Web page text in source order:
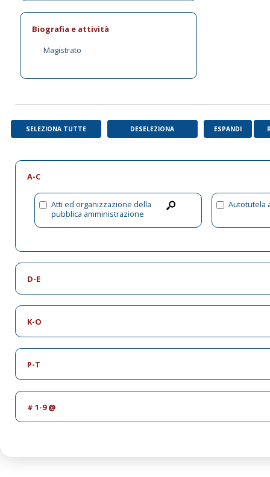
Biografia e attività
Magistrato
SELEZIONA TUTTE DESELEZIONA ESPANDI
A-C
Atti ed organizzazione della
pubblica amministrazione
Autotutela
D-E
K-O
P-T
# 1-9 @